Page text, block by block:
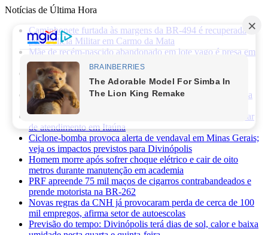
Notícias de Última Hora
Caminhonete furtada às margens da BR-494 é recuperada
pela Polícia Militar em Carmo da Mata
Mãe de recém-nascido abandonado em lote vago é presa em
Sabará
Três pessoas ficam feridas após ataque a facadas no bairro
Planalto, em Divinópolis
Previsão do tempo: fim de semana será de sol, calor e baixa
umidade em Divinópolis
Homem quebra vidro da recepção de hospital após reclamar
de atendimento em Itaúna
Ciclone-bomba provoca alerta de vendaval em Minas Gerais;
veja os impactos previstos para Divinópolis
Homem morre após sofrer choque elétrico e cair de oito
metros durante manutenção em academia
PRF apreende 75 mil maços de cigarros contrabandeados e
prende motorista na BR-262
Novas regras da CNH já provocaram perda de cerca de 100
mil empregos, afirma setor de autoescolas
Previsão do tempo: Divinópolis terá dias de sol, calor e baixa